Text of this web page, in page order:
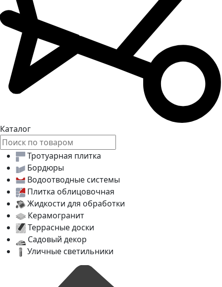
Каталог
Тротуарная плитка
Бордюры
Водоотводные системы
Плитка облицовочная
Жидкости для обработки
Керамогранит
Террасные доски
Садовый декор
Уличные светильники